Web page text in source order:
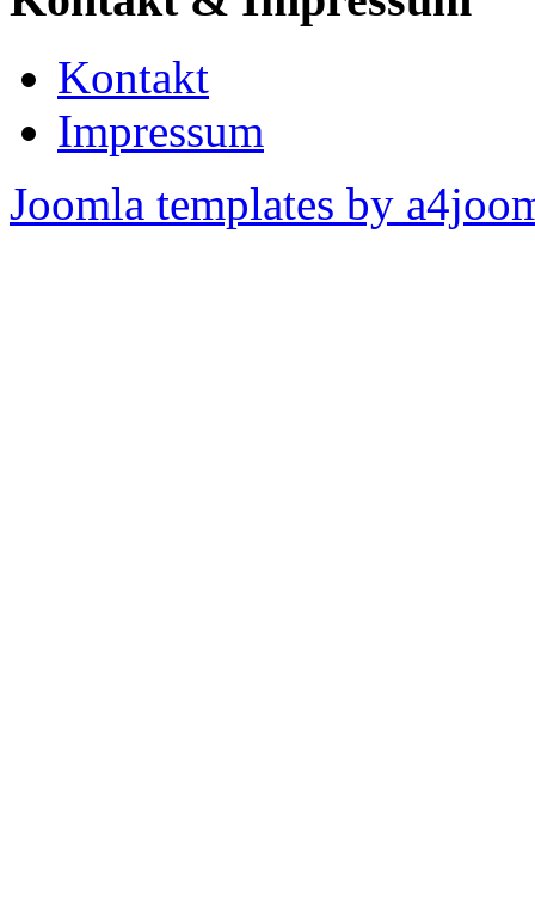
Kontakt
Impressum
Joomla templates by